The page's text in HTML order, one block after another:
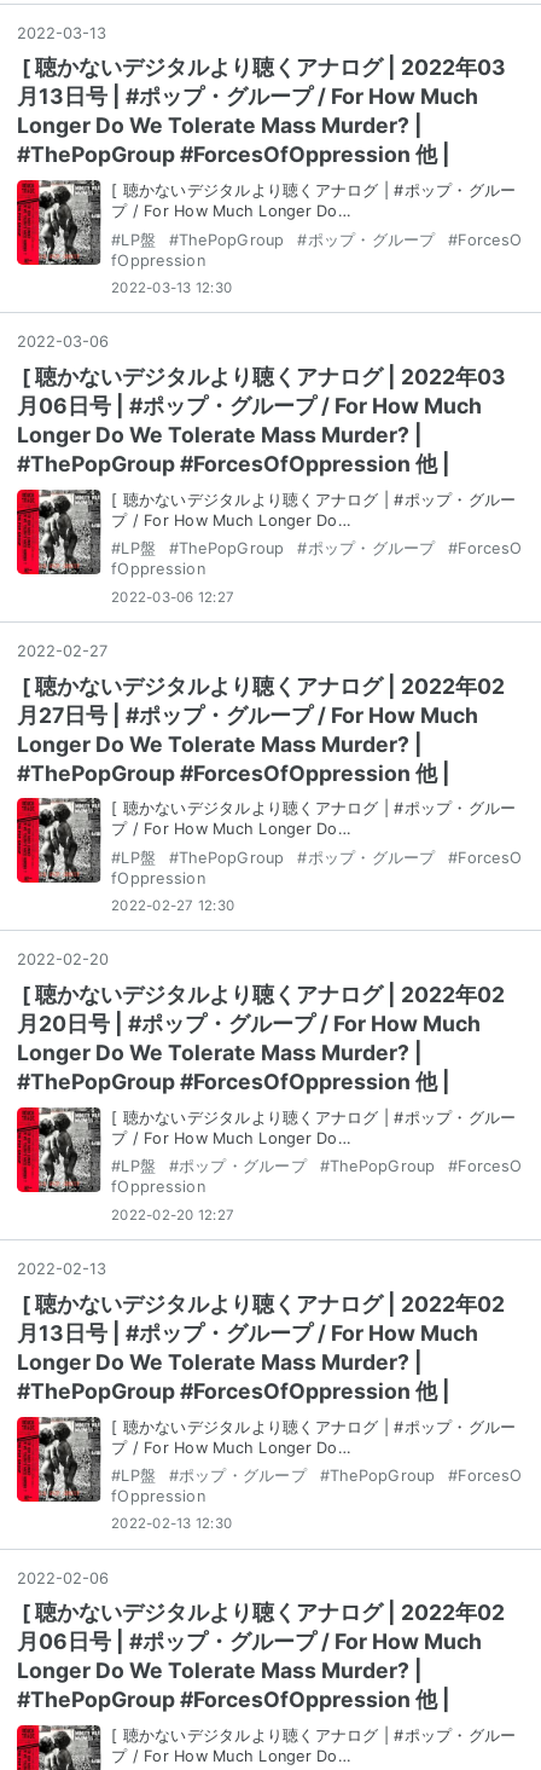
2022-03-13
[ 聴かないデジタルより聴くアナログ | 2022年03
月13日号 | #ポップ・グループ / For How Much
Longer Do We Tolerate Mass Murder? |
#ThePopGroup #ForcesOfOppression 他 |
[ 聴かないデジタルより聴くアナログ | #ポップ・グルー
プ / For How Much Longer Do…
#LP盤 #ThePopGroup #ポップ・グループ #ForcesO
fOppression
2022-03-13 12:30
2022-03-06
[ 聴かないデジタルより聴くアナログ | 2022年03
月06日号 | #ポップ・グループ / For How Much
Longer Do We Tolerate Mass Murder? |
#ThePopGroup #ForcesOfOppression 他 |
[ 聴かないデジタルより聴くアナログ | #ポップ・グルー
プ / For How Much Longer Do…
#LP盤 #ThePopGroup #ポップ・グループ #ForcesO
fOppression
2022-03-06 12:27
2022-02-27
[ 聴かないデジタルより聴くアナログ | 2022年02
月27日号 | #ポップ・グループ / For How Much
Longer Do We Tolerate Mass Murder? |
#ThePopGroup #ForcesOfOppression 他 |
[ 聴かないデジタルより聴くアナログ | #ポップ・グルー
プ / For How Much Longer Do…
#LP盤 #ThePopGroup #ポップ・グループ #ForcesO
fOppression
2022-02-27 12:30
2022-02-20
[ 聴かないデジタルより聴くアナログ | 2022年02
月20日号 | #ポップ・グループ / For How Much
Longer Do We Tolerate Mass Murder? |
#ThePopGroup #ForcesOfOppression 他 |
[ 聴かないデジタルより聴くアナログ | #ポップ・グルー
プ / For How Much Longer Do…
#LP盤 #ポップ・グループ #ThePopGroup #ForcesO
fOppression
2022-02-20 12:27
2022-02-13
[ 聴かないデジタルより聴くアナログ | 2022年02
月13日号 | #ポップ・グループ / For How Much
Longer Do We Tolerate Mass Murder? |
#ThePopGroup #ForcesOfOppression 他 |
[ 聴かないデジタルより聴くアナログ | #ポップ・グルー
プ / For How Much Longer Do…
#LP盤 #ポップ・グループ #ThePopGroup #ForcesO
fOppression
2022-02-13 12:30
2022-02-06
[ 聴かないデジタルより聴くアナログ | 2022年02
月06日号 | #ポップ・グループ / For How Much
Longer Do We Tolerate Mass Murder? |
#ThePopGroup #ForcesOfOppression 他 |
[ 聴かないデジタルより聴くアナログ | #ポップ・グルー
プ / For How Much Longer Do…